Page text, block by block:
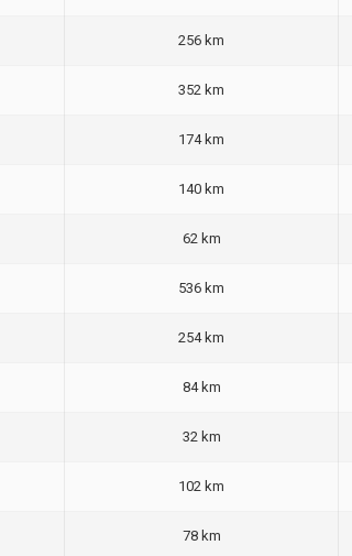
256 km
352 km
174 km
140 km
62 km
536 km
254 km
84 km
32 km
102 km
78 km